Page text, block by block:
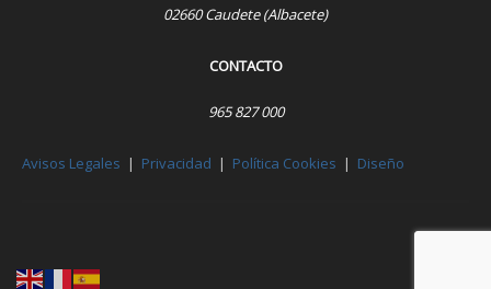
02660 Caudete (Albacete)
CONTACTO
965 827 000
Avisos Legales | Privacidad | Política Cookies | Diseño